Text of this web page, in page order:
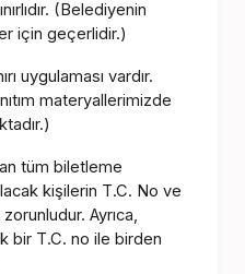
(Belediyenin
için geçerlidir.)
uygulaması vardır.
materyallerimizde
tüm biletleme
kişilerin T.C. No ve
Ayrıca,
bir T.C. no ile birden